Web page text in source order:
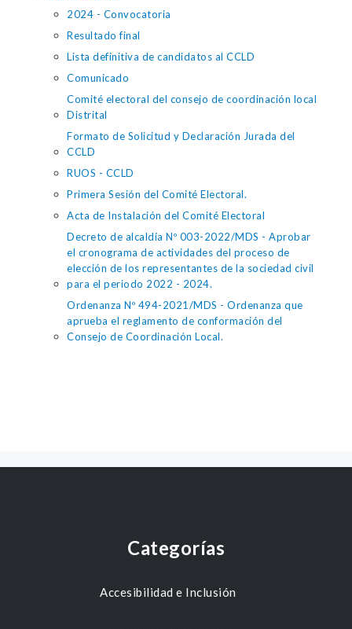
2024 - Convocatoria
Resultado final
Lista definitiva de candidatos al CCLD
Comunicado
Comité electoral del consejo de coordinación local
Distrital
Formato de Solicitud y Declaración Jurada del
CCLD
RUOS - CCLD
Primera Sesión del Comité Electoral.
Acta de Instalación del Comité Electoral
Decreto de alcaldía Nº 003-2022/MDS - Aprobar
el cronograma de actividades del proceso de
elección de los representantes de la sociedad civil
para el periodo 2022 - 2024.
Ordenanza Nº 494-2021/MDS - Ordenanza que
aprueba el reglamento de conformación del
Consejo de Coordinación Local.
Categorías
Accesibilidad e Inclusión